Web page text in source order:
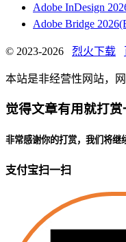
Adobe InDesign
Adobe Bridge
© 2023-2026 烈火下载
本站是非经营性网站，
觉得文章有用就打
非常感谢你的打赏，我们将继
支付宝扫一扫